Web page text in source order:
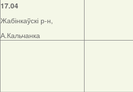
17.04
Жабінкаўскі р-н,
А.Кальчанка